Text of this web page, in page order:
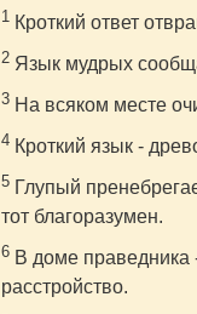
1 Кроткий ответ
2 Язык мудрых
3 На всяком месте
4 Кроткий язык -
5 Глупый
тот благоразумен.
6 В доме праведника
расстройство.